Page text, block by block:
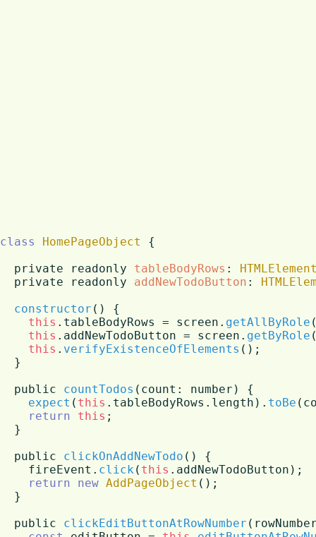
class HomePageObject
{
  private readonly
tableBodyRows :
  private readonly
addNewTodoButton :
constructor ( ) {
this . tableBodyRows = screen. getAllByRole
this . addNewTodoButton = screen. getByRole
this . verifyExistenceOfElements ();
  }
  public
countTodos ( count: number ) {
expect ( this . tableBodyRows . length ). toBe
return
this ;
  }
  public
clickOnAddNewTodo ( ) {
    fireEvent.
click ( this . addNewTodoButton );
return
new AddPageObject ();
  }
  public
clickEditButtonAtRowNumber (